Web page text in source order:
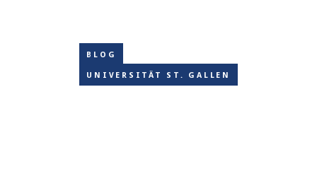
BLOG
UNIVERSITÄT ST. GALLEN